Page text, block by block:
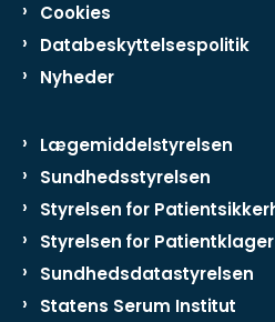
Cookies
Databeskyttelsespolitik
Nyheder
Lægemiddelstyrelsen
Sundhedsstyrelsen
Styrelsen for
Styrelsen for Patientklager
Sundhedsdatastyrelsen
Statens Serum Institut